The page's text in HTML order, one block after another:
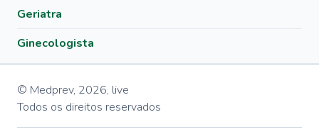
Geriatra
Ginecologista
© Medprev, 2026, live
Todos os direitos reservados